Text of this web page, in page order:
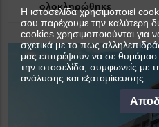
ολοκληρώθηκε
Η ιστοσελίδα χρησιμοποιεί
σου παρέχουμε την καλύτερη
cookies χρησιμοποιούνται για
σχετικά με το πως
μας επιτρέψουν να σε
την ιστοσελίδα, συμφωνείς με
ανάλυσης και εξατομίκευσης.